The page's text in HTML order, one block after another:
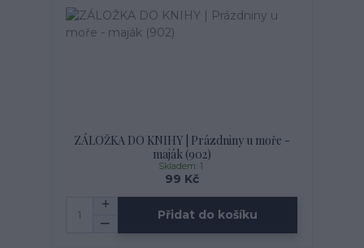
ZÁLOŽKA DO KNIHY | Prázdniny u moře -
maják (902)
99 Kč
Skladem: 1
Přidat do košíku